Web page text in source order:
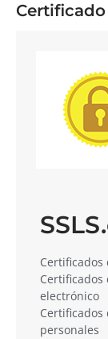
Certificado
Certificados
Certificados
electrónico
Certificados
personales